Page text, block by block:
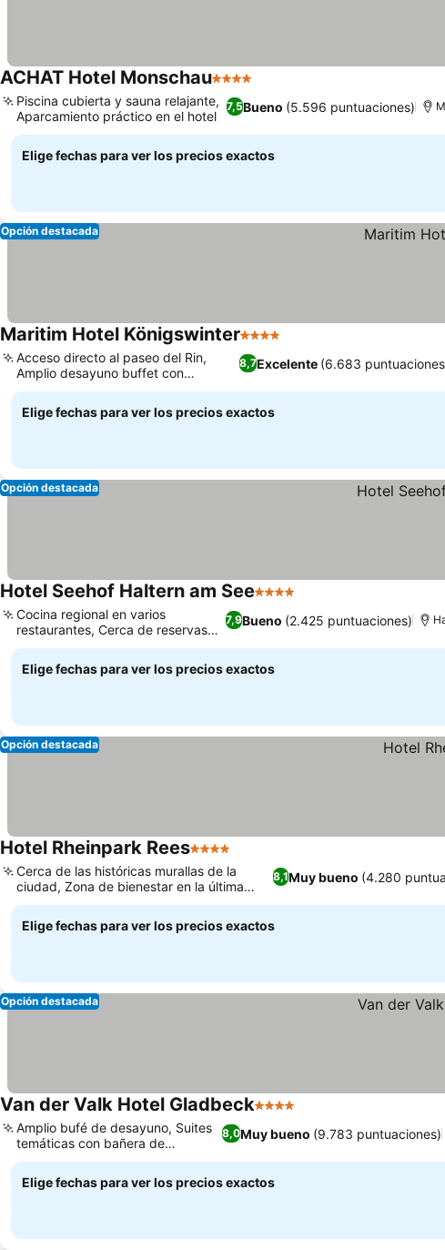
ACHAT Hotel Monschau4 Estrellas
7,5Bueno (5.596 puntuaciones)
Piscina cubierta y sauna relajante,
Aparcamiento práctico en el hotel
Elige fechas para ver los precios exactos
Opción destacada
Maritim Hotel Königswinter4 Estrellas
8,7Excelente (6.683
Acceso directo al paseo del Rin,
Amplio desayuno buffet con
opciones frescas
Elige fechas para ver los precios exactos
Opción destacada
Hotel Seehof Haltern am See4 Estrellas
7,9Bueno (2.425 puntuaciones)
Cocina regional en varios
restaurantes, Cerca de reservas
naturales
Elige fechas para ver los precios exactos
Opción destacada
Hotel Rheinpark Rees4 Estrellas
8,1Muy bueno (4.280
Cerca de las históricas murallas de la
ciudad, Zona de bienestar en la última
planta con vistas al río
Elige fechas para ver los precios exactos
Opción destacada
Van der Valk Hotel Gladbeck4 Estrellas
8,0Muy bueno (9.783 puntuaciones)
Amplio bufé de desayuno, Suites
temáticas con bañera de
hidromasaje
Elige fechas para ver los precios exactos